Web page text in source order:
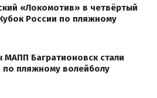
«Локомотив» в четвёртый
России по пляжному
Багратионовск стали
по пляжному волейболу